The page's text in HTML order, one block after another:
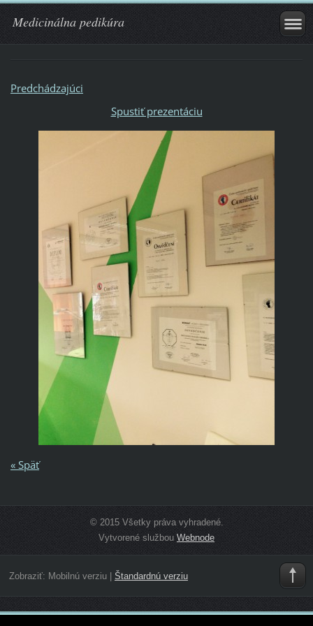
Medicinálna pedikúra
Predchádzajúci
Spustiť prezentáciu
« Späť
© 2015 Všetky práva vyhradené.
Vytvorené službou Webnode
Zobraziť: Mobilnú verziu| Štandardnú verziu